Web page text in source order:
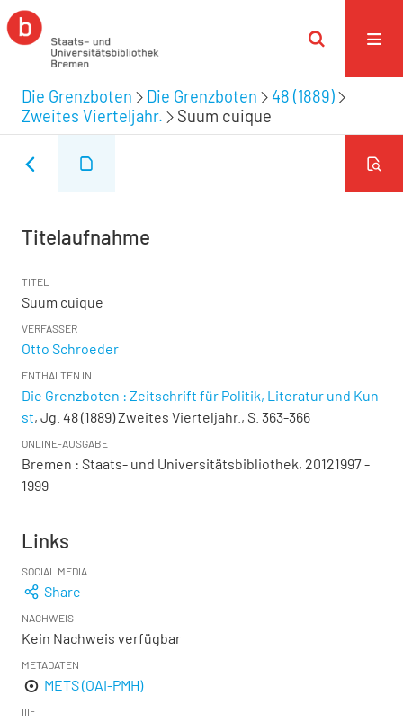
Die Grenzboten Die Grenzboten
48 (1889)
Zweites Vierteljahr.
Suum cuique
Titelaufnahme
TITEL
Suum cuique
VERFASSER
Otto Schroeder
ENTHALTEN IN
Die Grenzboten : Zeitschrift für Politik, Literatur und Kun
st, Jg. 48 (1889) Zweites Vierteljahr., S. 363-366
ONLINE-AUSGABE
Bremen : Staats- und Universitätsbibliothek, 20121997 -
1999
Links
SOCIAL MEDIA
Share
NACHWEIS
Kein Nachweis verfügbar
METADATEN
METS (OAI-PMH)
IIIF